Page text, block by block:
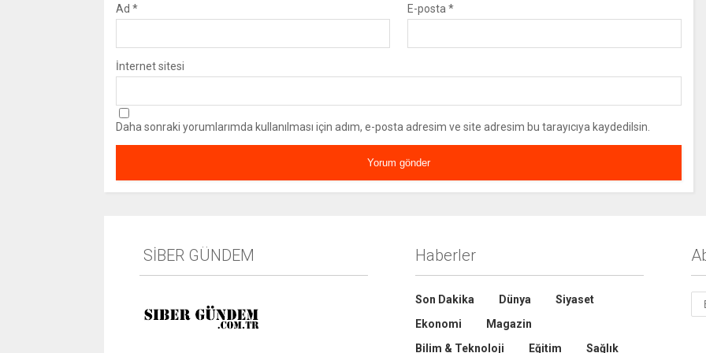
Ad * E-posta*
İnternet sitesi
Daha sonraki yorumlarımda kullanılması için adım, e-posta adresim ve site adresim bu tarayıcıya kaydedilsin.
SİBER GÜNDEM Haberler
Son Dakika Dünya
Siyaset
Ekonomi
Magazin
Bilim & Teknoloji
Eğitim Sağlık